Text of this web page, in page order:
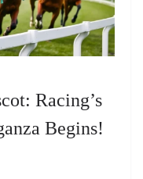
Racing’s
Begins!